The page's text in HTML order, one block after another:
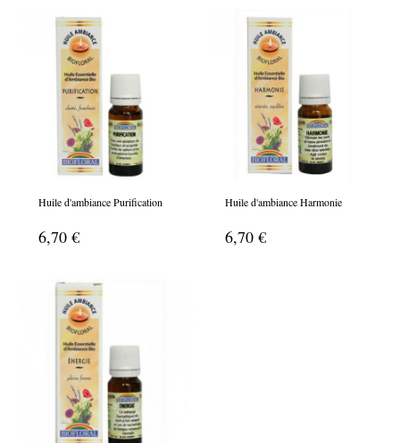
Huile d'ambiance Purification
6,70 €
Huile d'ambiance Harmonie
6,70 €